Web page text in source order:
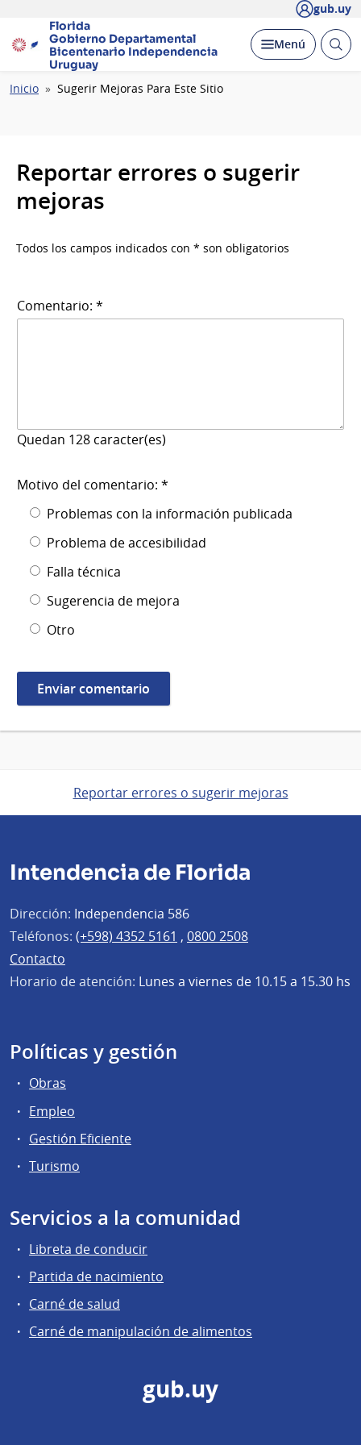
gub.uy
Florida
Gobierno Departamental
Bicentenario Independencia
Uruguay
Desplegar
Menú Abrir
Ruta
Inicio Sugerir Mejoras Para Este Sitio
Reportar errores o sugerir
mejoras
Todos los campos indicados con * son obligatorios
Comentario: *
Quedan 128 caracter(es)
Motivo del comentario: *
Problemas con la información publicada
Problema de accesibilidad
Falla técnica
Sugerencia de mejora
Otro
Reportar errores o sugerir mejoras
Intendencia de Florida
Dirección: Independencia 586
Teléfonos: (+598) 4352 5161 , 0800 2508
Contacto
Horario de atención: Lunes a viernes de 10.15 a 15.30 hs
Políticas y gestión
Obras
Empleo
Gestión Eficiente
Turismo
Servicios a la comunidad
Libreta de conducir
Partida de nacimiento
Carné de salud
Carné de manipulación de alimentos
gub.uy